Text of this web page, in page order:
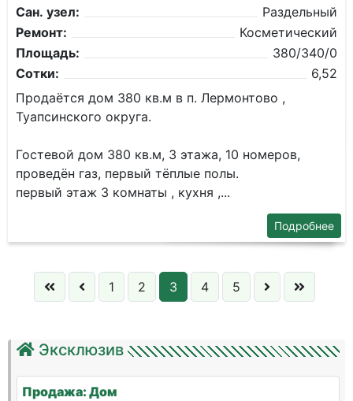
Сан. узел:
Раздельный
Ремонт:
Косметический
Площадь:
380/340/0
Сотки:
6,52
Продаётся дом 380 кв.м в п. Лермонтово ,
Туапсинского округа.
Гостевой дом 380 кв.м, 3 этажа, 10 номеров,
проведён газ, первый тёплые полы.
первый этаж 3 комнаты , кухня ,...
Подробнее
1 2 3 4 5
Эксклюзив
Продажа: Дом